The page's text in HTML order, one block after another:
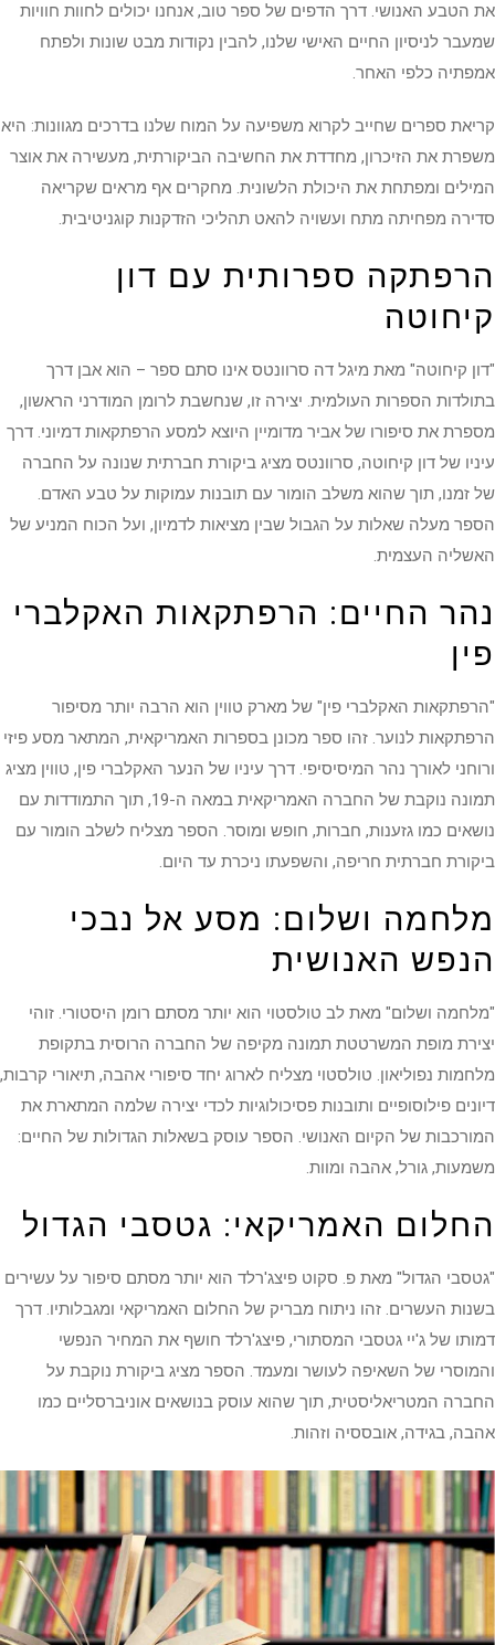
את הטבע האנושי. דרך הדפים של ספר טוב, אנחנו יכולים לחוות חוויות
שמעבר לניסיון החיים האישי שלנו, להבין נקודות מבט שונות ולפתח
אמפתיה כלפי האחר.
קריאת ספרים שחייב לקרוא משפיעה על המוח שלנו בדרכים מגוונות: היא
משפרת את הזיכרון, מחדדת את החשיבה הביקורתית, מעשירה את אוצר
המילים ומפתחת את היכולת הלשונית. מחקרים אף מראים שקריאה
סדירה מפחיתה מתח ועשויה להאט תהליכי הזדקנות קוגניטיבית.
הרפתקה ספרותית עם דון
קיחוטה
"דון קיחוטה" מאת מיגל דה סרוונטס אינו סתם ספר – הוא אבן דרך
בתולדות הספרות העולמית. יצירה זו, שנחשבת לרומן המודרני הראשון,
מספרת את סיפורו של אביר מדומיין היוצא למסע הרפתקאות דמיוני. דרך
עיניו של דון קיחוטה, סרוונטס מציג ביקורת חברתית שנונה על החברה
של זמנו, תוך שהוא משלב הומור עם תובנות עמוקות על טבע האדם.
הספר מעלה שאלות על הגבול שבין מציאות לדמיון, ועל הכוח המניע של
האשליה העצמית.
נהר החיים: הרפתקאות האקלברי
פין
"הרפתקאות האקלברי פין" של מארק טווין הוא הרבה יותר מסיפור
הרפתקאות לנוער. זהו ספר מכונן בספרות האמריקאית, המתאר מסע פיזי
ורוחני לאורך נהר המיסיסיפי. דרך עיניו של הנער האקלברי פין, טווין מציג
תמונה נוקבת של החברה האמריקאית במאה ה-19, תוך התמודדות עם
נושאים כמו גזענות, חברות, חופש ומוסר. הספר מצליח לשלב הומור עם
ביקורת חברתית חריפה, והשפעתו ניכרת עד היום.
מלחמה ושלום: מסע אל נבכי
הנפש האנושית
"מלחמה ושלום" מאת לב טולסטוי הוא יותר מסתם רומן היסטורי. זוהי
יצירת מופת המשרטטת תמונה מקיפה של החברה הרוסית בתקופת
מלחמות נפוליאון. טולסטוי מצליח לארוג יחד סיפורי אהבה, תיאורי קרבות,
דיונים פילוסופיים ותובנות פסיכולוגיות לכדי יצירה שלמה המתארת את
המורכבות של הקיום האנושי. הספר עוסק בשאלות הגדולות של החיים:
משמעות, גורל, אהבה ומוות.
החלום האמריקאי: גטסבי הגדול
"גטסבי הגדול" מאת פ. סקוט פיצג'רלד הוא יותר מסתם סיפור על עשירים
בשנות העשרים. זהו ניתוח מבריק של החלום האמריקאי ומגבלותיו. דרך
דמותו של ג'יי גטסבי המסתורי, פיצג'רלד חושף את המחיר הנפשי
והמוסרי של השאיפה לעושר ומעמד. הספר מציג ביקורת נוקבת על
החברה המטריאליסטית, תוך שהוא עוסק בנושאים אוניברסליים כמו
אהבה, בגידה, אובססיה וזהות.